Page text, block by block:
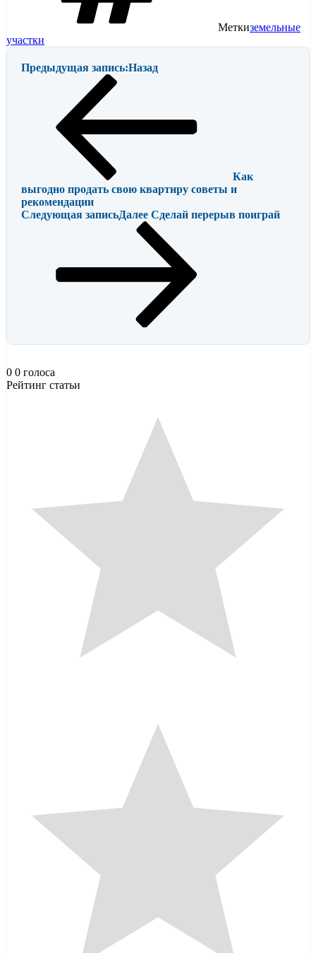
Меткиземельные
участки
Предыдущая запись:Назад
Как
выгодно продать свою квартиру советы и
рекомендации
Следующая записьДалее Сделай перерыв поиграй
0 0 голоса
Рейтинг статьи